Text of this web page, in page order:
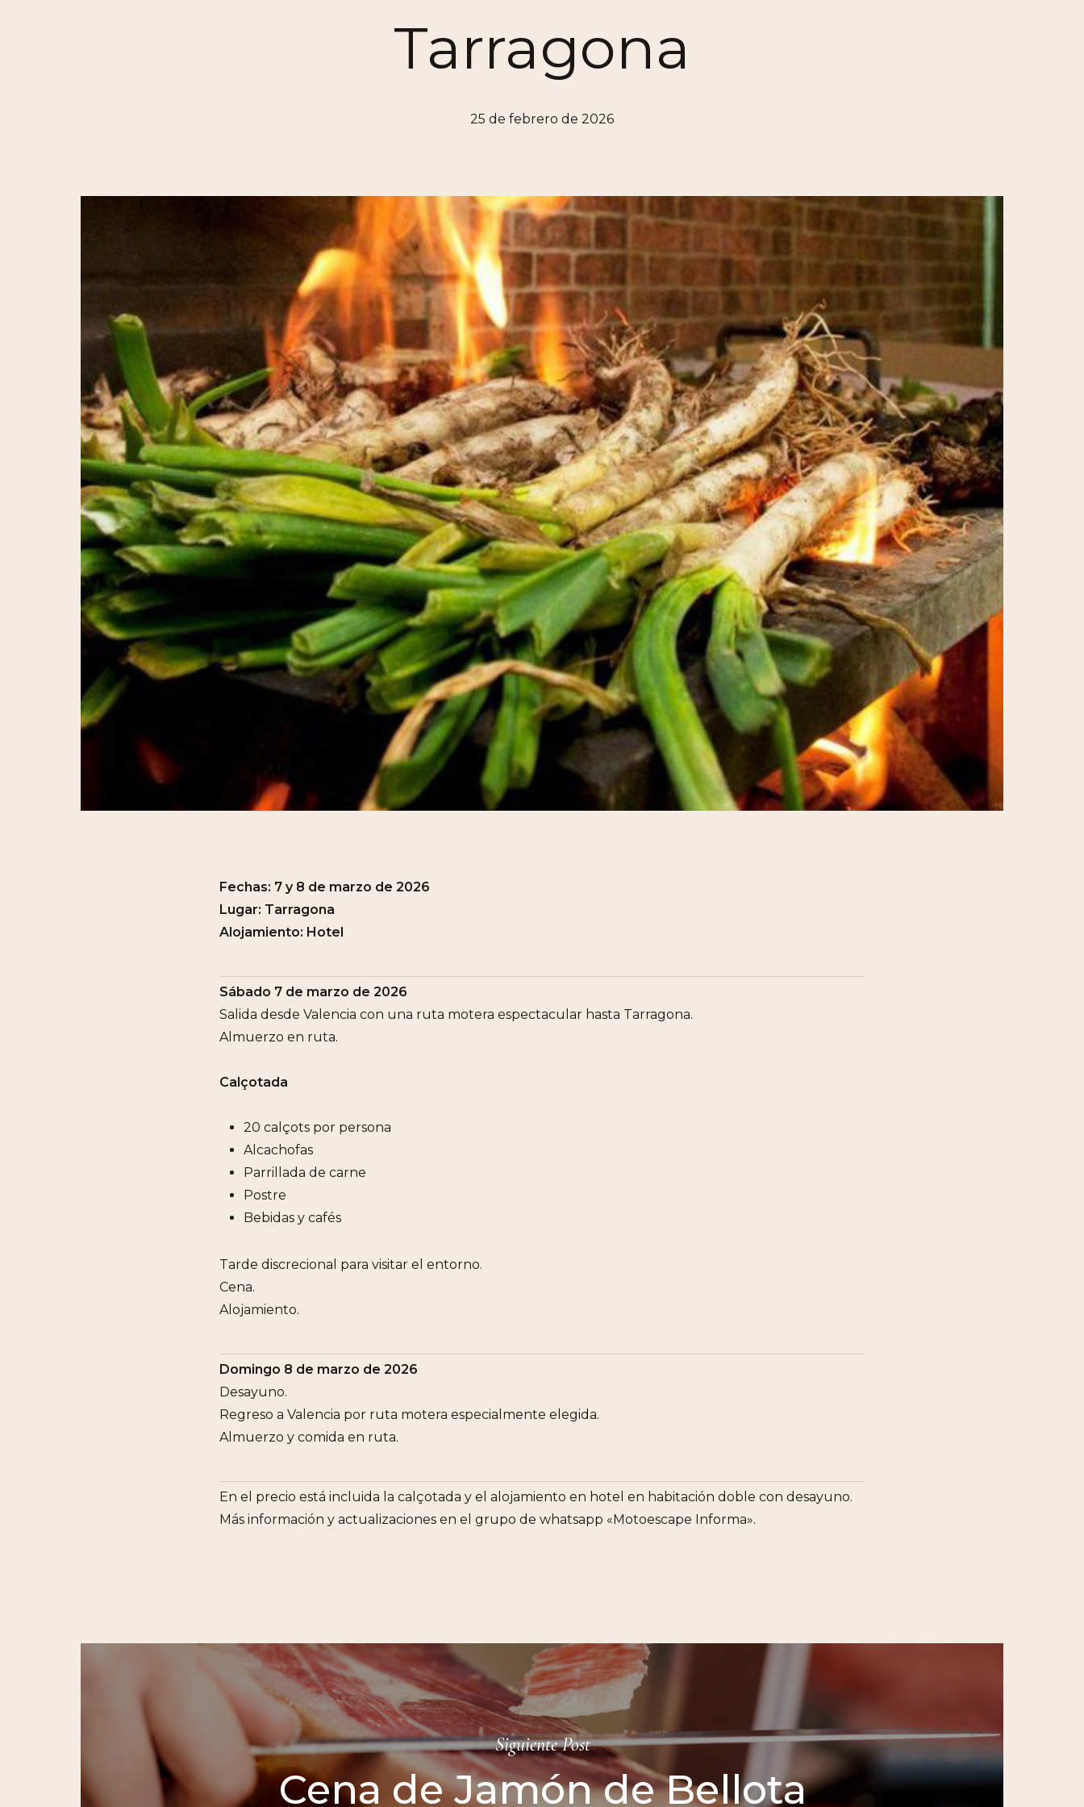
Tarragona
25 de febrero de 2026
Fechas: 7 y 8 de marzo de 2026
Lugar: Tarragona
Alojamiento: Hotel
Sábado 7 de marzo de 2026
Salida desde Valencia con una ruta motera espectacular hasta Tarragona.
Almuerzo en ruta.
Calçotada
20 calçots por persona
Alcachofas
Parrillada de carne
Postre
Bebidas y cafés
Tarde discrecional para visitar el entorno.
Cena.
Alojamiento.
Domingo 8 de marzo de 2026
Desayuno.
Regreso a Valencia por ruta motera especialmente elegida.
Almuerzo y comida en ruta.
En el precio está incluida la calçotada y el alojamiento en hotel en habitación doble con desayuno.
Más información y actualizaciones en el grupo de whatsapp «Motoescape Informa».
Siguiente Post
Cena de Jamón de Bellota